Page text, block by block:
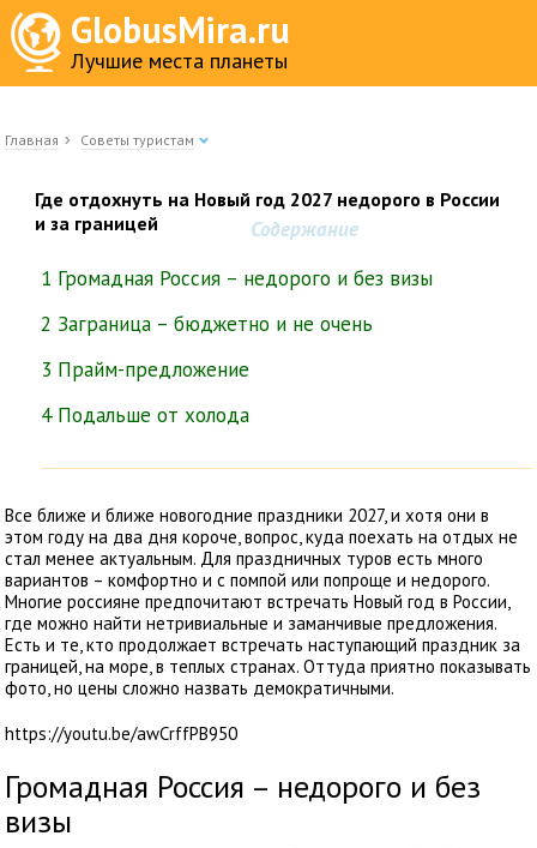
GlobusMira.ru
Лучшие места планеты
Главная Советы туристам
Где отдохнуть на Новый год 2027 недорого в России
и за границей
Содержание
1 Громадная Россия – недорого и без визы
2 Заграница – бюджетно и не очень
3 Прайм-предложение
4 Подальше от холода
Все ближе и ближе новогодние праздники 2027, и хотя они в
этом году на два дня короче, вопрос, куда поехать на отдых не
стал менее актуальным. Для праздничных туров есть много
вариантов – комфортно и с помпой или попроще и недорого.
Многие россияне предпочитают встречать Новый год в России,
где можно найти нетривиальные и заманчивые предложения.
Есть и те, кто продолжает встречать наступающий праздник за
границей, на море, в теплых странах. Оттуда приятно показывать
фото, но цены сложно назвать демократичными.
https://youtu.be/awCrffPB950
Громадная Россия – недорого и без
визы